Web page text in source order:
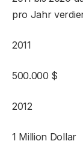
pro Jahr
2011
500.000 $
2012
1 Million Dollar